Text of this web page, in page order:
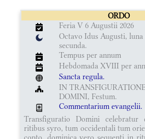
ORDO
Feria V 6 Augustii 2026
Octavo Idus Augusti, luna
secunda.
Tempus per annum
Hebdomada XVIII per
Sancta regula.
IN
DOMINI, Festum.
Commentarium evangelii.
Transfiguratio Domini
ritibus syro, tum occidentali tum